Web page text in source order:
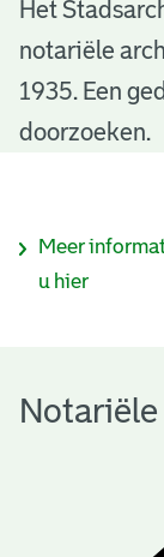
N
o
Het
notariële
1935. Een
doorzoeken.
I
r
Meer
u hier
Notariële